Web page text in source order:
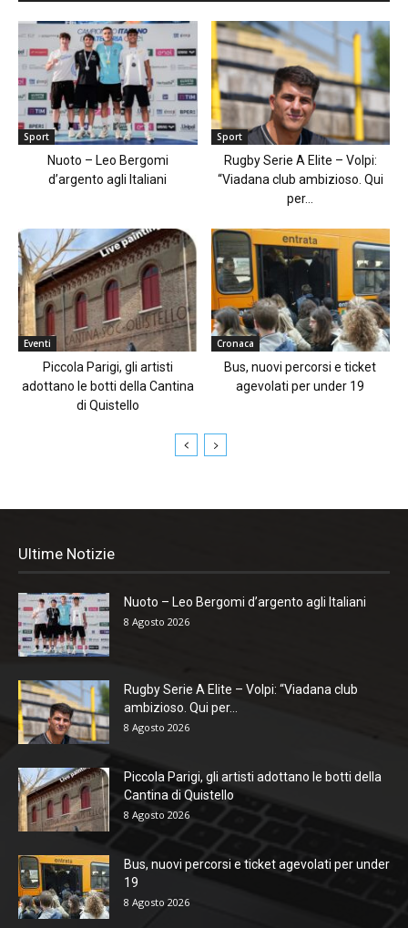
Sport
Nuoto – Leo Bergomi
d’argento agli Italiani
Sport
Rugby Serie A Elite – Volpi:
“Viadana club ambizioso. Qui
per...
Eventi
Piccola Parigi, gli artisti
adottano le botti della Cantina
di Quistello
Cronaca
Bus, nuovi percorsi e ticket
agevolati per under 19
Ultime Notizie
Nuoto – Leo Bergomi d’argento agli Italiani
8 Agosto 2026
Rugby Serie A Elite – Volpi: “Viadana club
ambizioso. Qui per...
8 Agosto 2026
Piccola Parigi, gli artisti adottano le botti della
Cantina di Quistello
8 Agosto 2026
Bus, nuovi percorsi e ticket agevolati per under
19
8 Agosto 2026